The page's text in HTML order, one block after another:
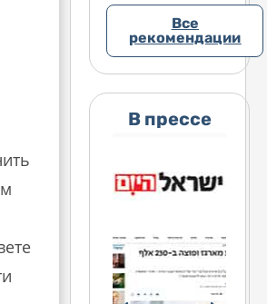
Все
рекомендации
В прессе